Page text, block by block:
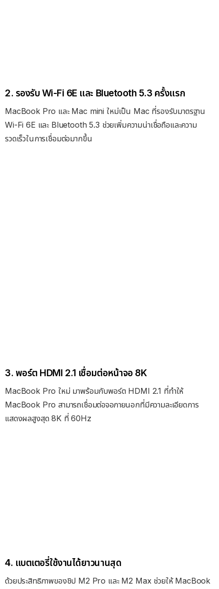
2. รองรับ Wi-Fi 6E และ Bluetooth 5.3 ครั้งแรก
MacBook Pro และ Mac mini ใหม่เป็น Mac ที่รองรับมาตรฐาน
Wi-Fi 6E และ Bluetooth 5.3 ช่วยเพิ่มความน่าเชื่อถือและความ
รวดเร็วในการเชื่อมต่อมากขึ้น
3. พอร์ต HDMI 2.1 เชื่อมต่อหน้าจอ 8K
MacBook Pro ใหม่ มาพร้อมกับพอร์ต HDMI 2.1 ที่ทำให้
MacBook Pro สามารถเชื่อมต่อจอภายนอกที่มีความละเอียดการ
แสดงผลสูงสุด 8K ที่ 60Hz
4. แบตเตอรี่ใช้งานได้ยาวนานสุด
ด้วยประสิทธิภาพของชิป M2 Pro และ M2 Max ช่วยให้ MacBook